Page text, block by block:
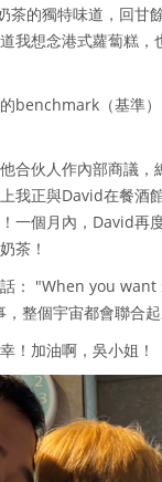
的獨特味道，回甘
我想念港式蘿蔔糕
benchmark（基準
合伙人作內部商議
我正與David在餐酒
一個月內，David再
茶！
： "When you
整個宇宙都會聯合起
！加油啊，吳小姐！